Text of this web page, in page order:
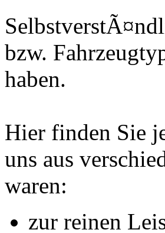
bzw.
haben.
Hier finden Sie
uns aus
waren:
zur reinen